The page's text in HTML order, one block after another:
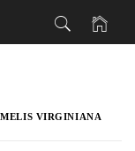
VIRGINIANA